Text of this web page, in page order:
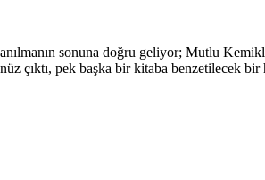
sonuna doğru geliyor; Mutlu
çıktı, pek başka bir kitaba benzetilecek bir